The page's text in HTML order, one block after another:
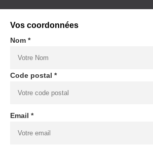
Vos coordonnées
Nom *
Code postal *
Email *